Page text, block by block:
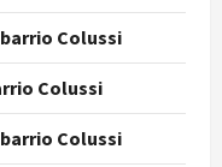
Colussi
Colussi
Colussi